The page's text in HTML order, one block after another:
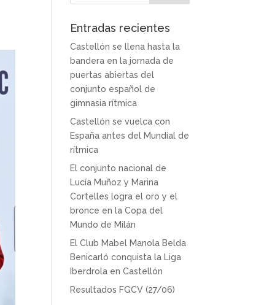
Entradas recientes
Castellón se llena hasta la
bandera en la jornada de
puertas abiertas del
conjunto español de
gimnasia rítmica
Castellón se vuelca con
España antes del Mundial de
rítmica
El conjunto nacional de
Lucía Muñoz y Marina
Cortelles logra el oro y el
bronce en la Copa del
Mundo de Milán
El Club Mabel Manola Belda
Benicarló conquista la Liga
Iberdrola en Castellón
Resultados FGCV (27/06)